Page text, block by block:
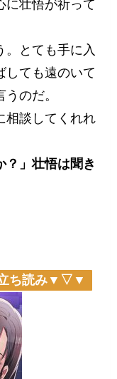
に壮悟が祈って
。とても手に入
しても遠のいて
のだ。
相談してくれれ
？」壮悟は聞き
ち読み▼▽▼